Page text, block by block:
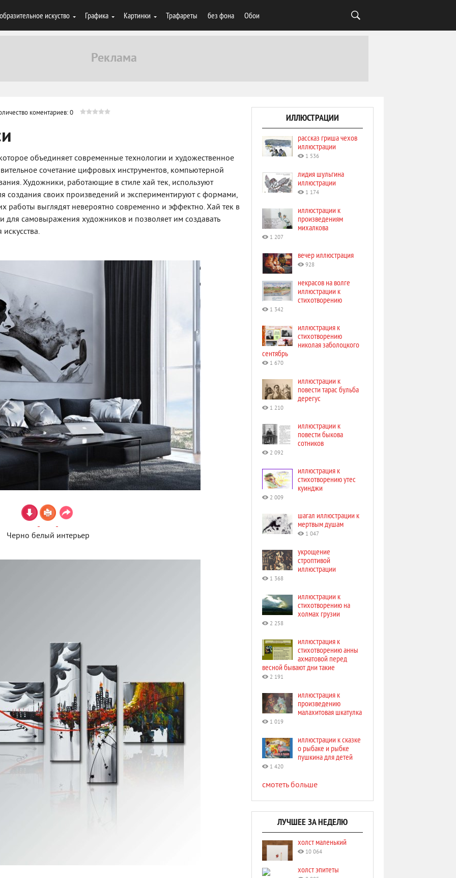
искуство Графика Картинки Трафареты без фона Обои
коментариев: 0
объединяет современные технологии и художественное
сочетание цифровых инструментов, компьютерной
Художники, работающие в стиле хай тек, используют
своих произведений и экспериментируют с формами,
работы выглядят невероятно современно и эффектно. Хай тек в
самовыражения художников и позволяет им создавать
Черно белый интерьер
ИЛЛЮСТРАЦИИ
рассказ гриша чехов
иллюстрации
1 536
лидия шульгина
иллюстрации
1 174
иллюстрации к
произведениям
михалкова
1 207
вечер иллюстрация
928
некрасов на волге
иллюстрации к
стихотворению
1 342
иллюстрация к
стихотворению
николая заболоцкого
сентябрь
1 670
иллюстрации к
повести тарас бульба
дерегус
1 210
иллюстрации к
повести быкова
сотников
2 092
иллюстрация к
стихотворению утес
куинджи
2 009
шагал иллюстрации к
мертвым душам
1 047
укрощение
строптивой
иллюстрации
1 368
иллюстрации к
стихотворению на
холмах грузии
2 258
иллюстрация к
стихотворению анны
ахматовой перед
весной бывают дни такие
2 191
иллюстрация к
произведению
малахитовая шкатулка
1 019
иллюстрации к сказке
о рыбаке и рыбке
пушкина для детей
1 420
смотеть больше
ЛУЧШЕЕ ЗА НЕДЕЛЮ
холст маленький
10 064
холст эпитеты